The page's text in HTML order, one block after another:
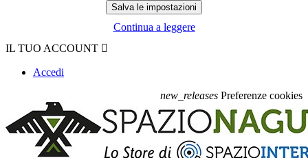
Continua a leggere
IL TUO ACCOUNT 
Accedi
new_releases Preferenze cookies